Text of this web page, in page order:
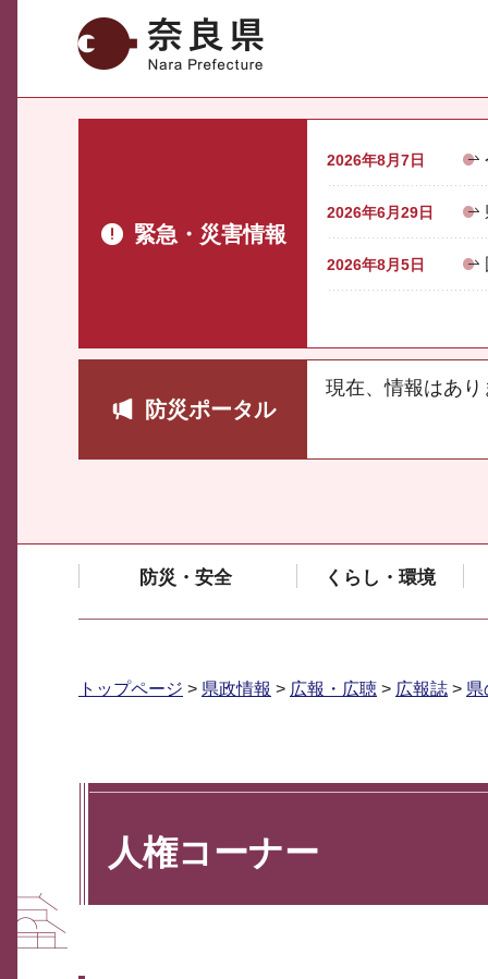
奈良県
緊急・災害情報
2026年8月7日
2026年6月29日
2026年8月5日
防災ポータル
現在、情報はあり
防災・安全 くらし・環境
トップページ > 県政情報 > 広報・広聴 > 広報誌 > 県
人権コーナー